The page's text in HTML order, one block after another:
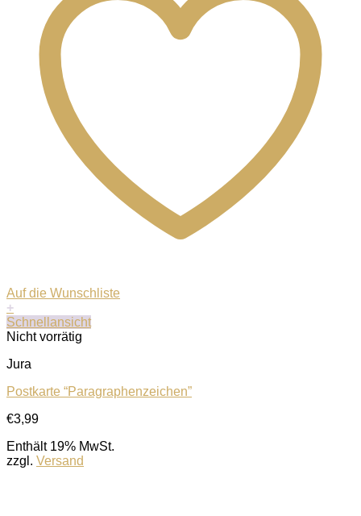
Auf die Wunschliste
+
Schnellansicht
Nicht vorrätig
Jura
Postkarte “Paragraphenzeichen”
€3,99
Enthält 19% MwSt.
zzgl. Versand